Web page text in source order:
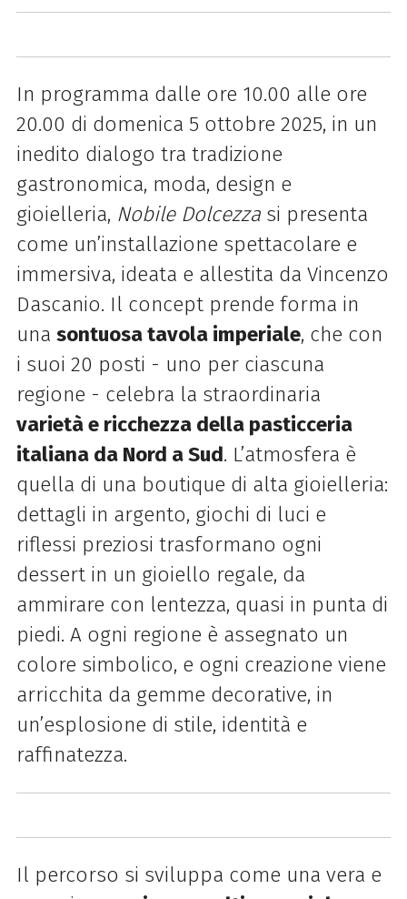
In programma dalle ore 10.00 alle ore
20.00 di domenica 5 ottobre 2025, in un
inedito dialogo tra tradizione
gastronomica, moda, design e
gioielleria, Nobile Dolcezzasi presenta
come un’installazione spettacolare e
immersiva, ideata e allestita da Vincenzo
Dascanio. Il concept prende forma in
una sontuosa tavola imperiale, che con
i suoi 20 posti - uno per ciascuna
regione - celebra la straordinaria
varietà e ricchezza della pasticceria
italiana da Nord a Sud. L’atmosfera è
quella di una boutique di alta gioielleria:
dettagli in argento, giochi di luci e
riflessi preziosi trasformano ogni
dessert in un gioiello regale, da
ammirare con lentezza, quasi in punta di
piedi. A ogni regione è assegnato un
colore simbolico, e ogni creazione viene
arricchita da gemme decorative, in
un’esplosione di stile, identità e
raffinatezza.
Il percorso si sviluppa come una vera e